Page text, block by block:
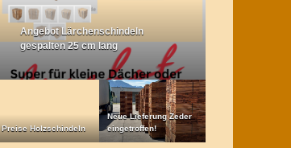
Angebot Lärchenschindeln
gespalten 25 cm lang
Preise Holzschindeln
Neue Lieferung Zeder
eingetroffen!